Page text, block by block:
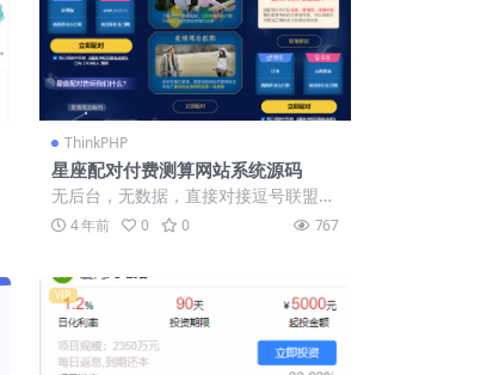
ThinkPHP
星座配对付费测算网站系统源码
无后台，无数据，直接对接逗号联盟。
只需将源码ID改为您在逗号联盟的ID，
就可以...
4 年前 0 0 767
VIP